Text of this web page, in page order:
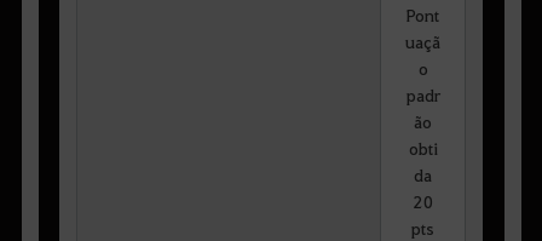
Pont
uaçã
o
padr
ão
obti
da
20
pts